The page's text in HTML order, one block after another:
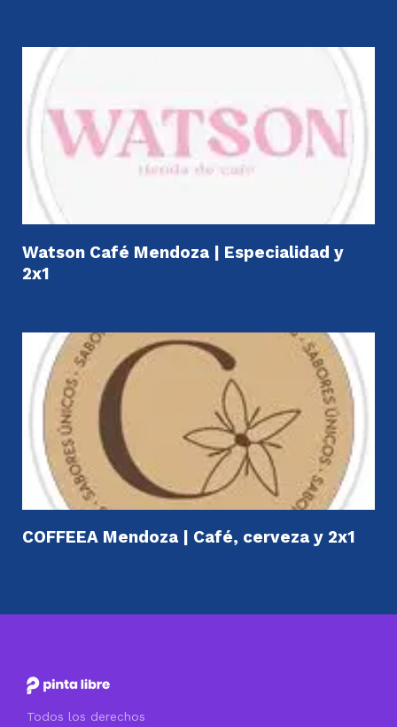
Watson Café Mendoza | Especialidad y
2x1
COFFEEA Mendoza | Café, cerveza y 2x1
Todos los derechos